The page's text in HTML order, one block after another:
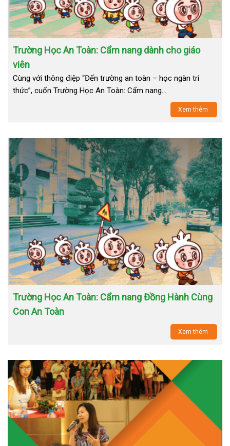
Trường Học An Toàn: Cẩm nang dành cho giáo
viên
Cùng với thông điệp “Đến trường an toàn – học ngàn tri
thức”, cuốn Trường Học An Toàn: Cẩm nang…
Xem thêm
Trường Học An Toàn: Cẩm nang Đồng Hành Cùng
Con An Toàn
Xem thêm